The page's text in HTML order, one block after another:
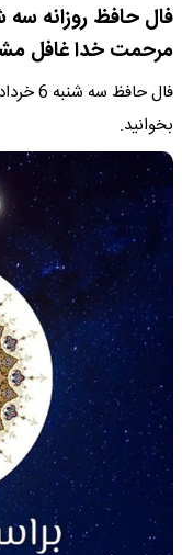
مرحمت خدا غافل
بخوانید.